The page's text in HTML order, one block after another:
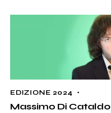
EDIZIONE 2024
Massimo Di Cataldo